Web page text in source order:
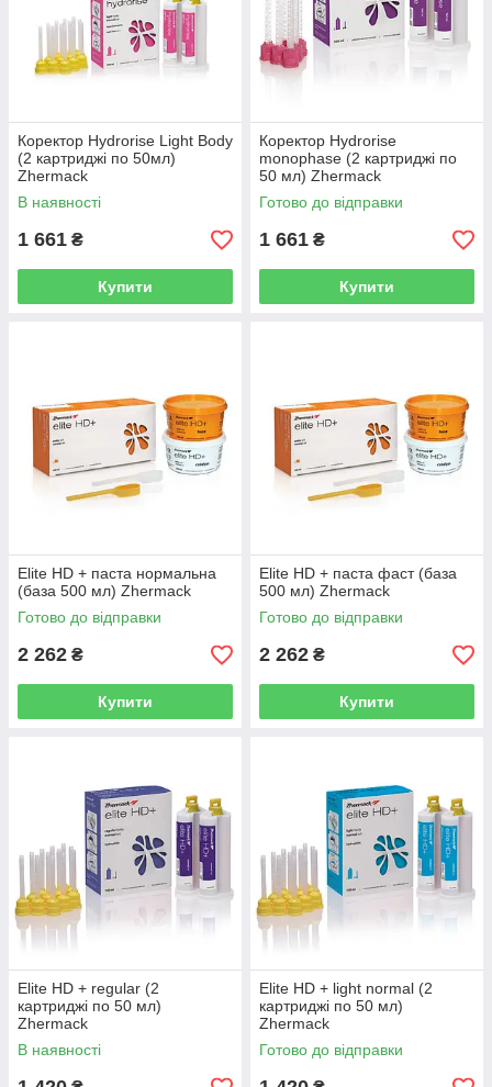
в'язкість, легко змішується, застигає, не сідає.
Детальніше
HONIGUM AUTOMIX LIGHT
(коректор 50 мл + 50 мл)
Відбитковий матеріал для створення коронок,
міцність на розрив, відновлюється після
деформації.
Які властивості має А силікон у
стоматології
Еластичність та стійкість відбиткового
Коректор Hydrorise Light Body
(2 картриджі по 50мл)
Zhermack
В наявності
1 661 ₴
Купити
Коректор Hydrorise
monophase (2 картриджі по
50 мл) Zhermack
Готово до відправки
1 661 ₴
Купити
Elite HD + паста нормальна
(база 500 мл) Zhermack
Готово до відправки
2 262 ₴
Купити
Elite HD + паста фаст (база
500 мл) Zhermack
Готово до відправки
2 262 ₴
Купити
Elite HD + regular (2
картриджі по 50 мл)
Zhermack
В наявності
Elite HD + light normal (2
картриджі по 50 мл)
Zhermack
Готово до відправки